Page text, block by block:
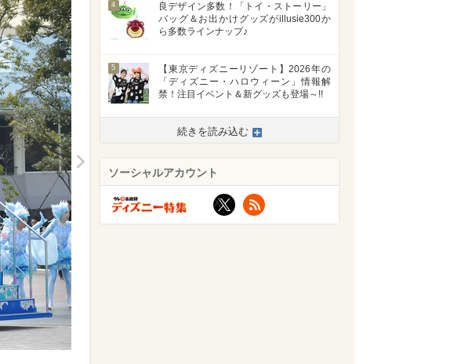
4
良デザイン多数！「トイ・ストーリー」
バッグ＆お出かけグッズがillusie300か
ら多数ラインナップ♪
5
【東京ディズニーリゾート】2026年の
「ディズニー・ハロウィーン」情報解
禁！注目イベント＆新グッズも登場～!!
続きを読み込む
ソーシャルアカウント
X